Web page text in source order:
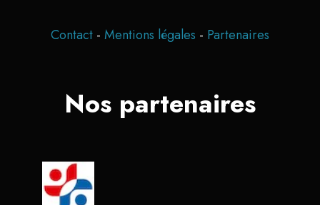
Contact - Mentions légales - Partenaires
Nos partenaires